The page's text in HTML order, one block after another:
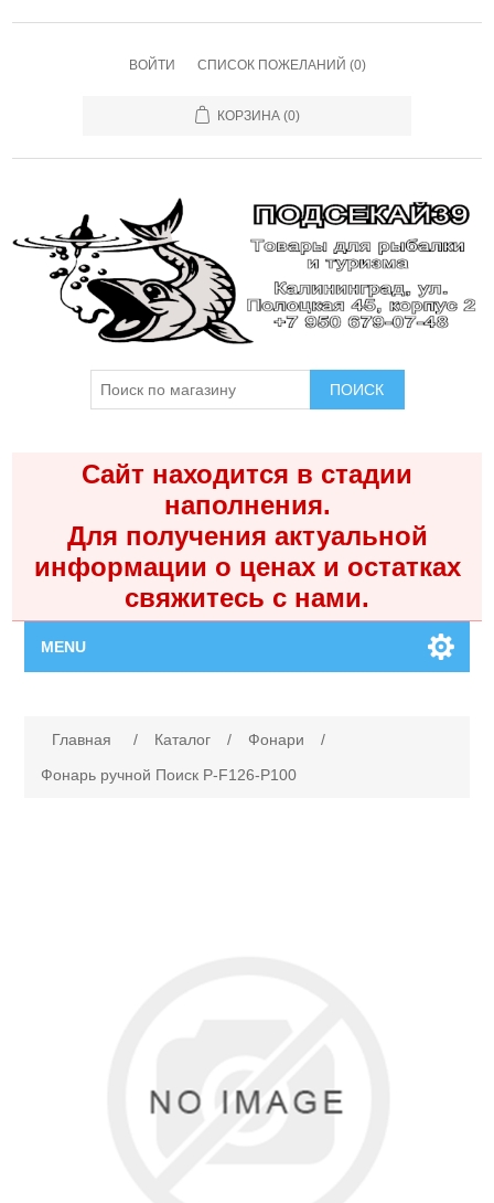
ВОЙТИ СПИСОК ПОЖЕЛАНИЙ (0)
КОРЗИНА (0)
ПОИСК
Сайт находится в стадии
наполнения.
Для получения актуальной
информации о ценах и остатках
свяжитесь с нами.
MENU
Каталог
Главная / Каталог / Фонари
/
Фонарь ручной Поиск P-F126-P100